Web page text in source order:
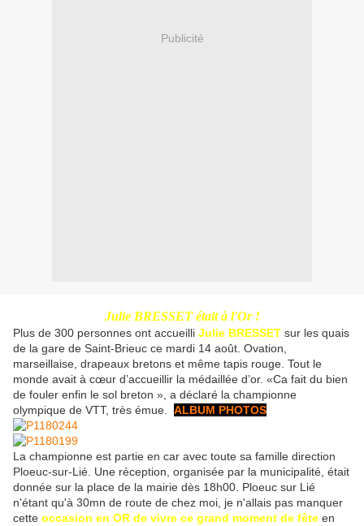
Publicité
Julie BRESSET était à l'Or !
Plus de 300 personnes ont accueilli Julie BRESSET sur les quais
de la gare de Saint-Brieuc ce mardi 14 août. Ovation,
marseillaise, drapeaux bretons et même tapis rouge. Tout le
monde avait à cœur d’accueillir la médaillée d’or. «Ca fait du bien
de fouler enfin le sol breton », a déclaré la championne
olympique de VTT, très émue. ALBUM PHOTOS
La championne est partie en car avec toute sa famille direction
Ploeuc-sur-Lié. Une réception, organisée par la municipalité, était
donnée sur la place de la mairie dès 18h00. Ploeuc sur Lié
n'étant qu'à 30mn de route de chez moi, je n'allais pas manquer
cette occasion en OR de vivre ce grand moment de fête en